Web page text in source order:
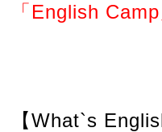
「English Camp
【What`s